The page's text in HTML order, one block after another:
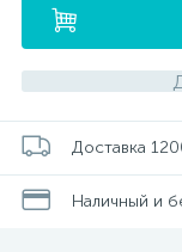
Доставка
Наличный и